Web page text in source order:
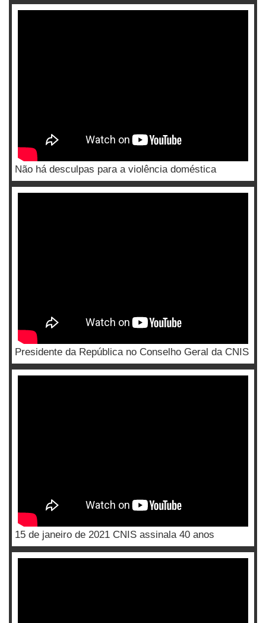
Não há desculpas para a violência doméstica
Presidente da República no Conselho Geral da CNIS
15 de janeiro de 2021 CNIS assinala 40 anos